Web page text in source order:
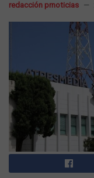
redacción prnoticias